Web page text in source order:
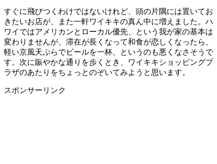
すぐに飛びつくわけではないけれど、頭の片隅には置いてお
きたいお店が、また一軒ワイキキの真ん中に増えました。ハ
ワイではアメリカンとローカル優先、という我が家の基本は
変わりませんが、滞在が長くなって和食が恋しくなったら、
軽い京風天ぷらでビールを一杯、というのも悪くなさそうで
す。次に賑やかな通りを歩くとき、ワイキキショッピングプ
ラザのあたりをちょっとのぞいてみようと思います。
スポンサーリンク